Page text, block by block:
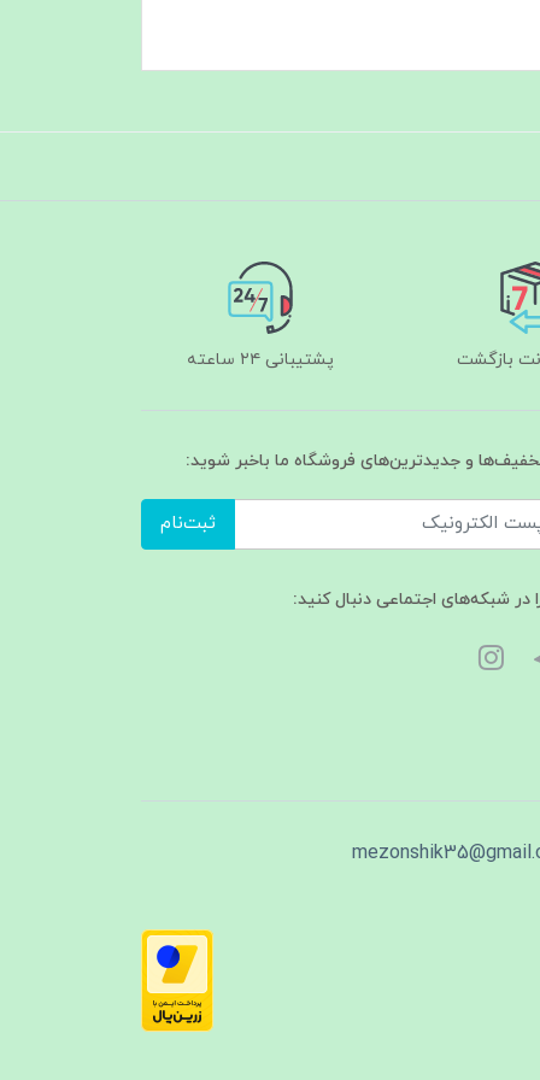
پشتیبانی ۲۴ ساعته
و جدیدترین‌های فروشگاه ما باخبر شوید:
ثبت‌نام
در شبکه‌های اجتماعی دنبال کنید: